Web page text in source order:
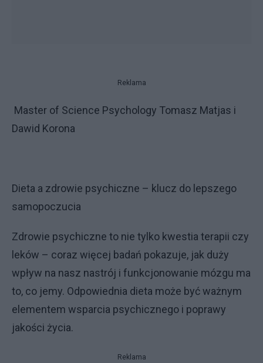
Reklama
Master of Science Psychology Tomasz Matjas i
Dawid Korona
Dieta a zdrowie psychiczne – klucz do lepszego
samopoczucia
Zdrowie psychiczne to nie tylko kwestia terapii czy
leków – coraz więcej badań pokazuje, jak duży
wpływ na nasz nastrój i funkcjonowanie mózgu ma
to, co jemy. Odpowiednia dieta może być ważnym
elementem wsparcia psychicznego i poprawy
jakości życia.
Reklama